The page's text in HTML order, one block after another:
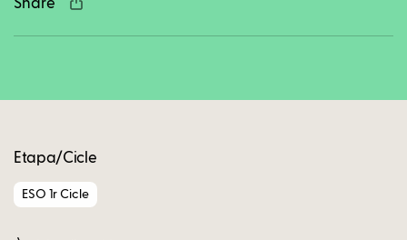
Share
Etapa/Cicle
ESO 1r Cicle